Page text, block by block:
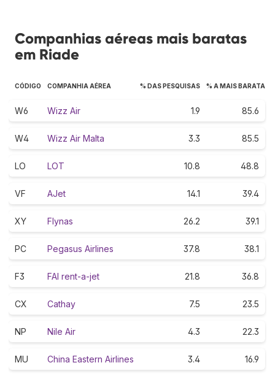
Companhias aéreas mais baratas
em Riade
CÓDIGO COMPANHIA AÉREA % DAS PESQUISAS % A MAIS BARATA
W6 Wizz Air 1.9 85.6
W4 Wizz Air Malta 3.3 85.5
LO LOT 10.8 48.8
VF AJet 14.1 39.4
XY Flynas 26.2 39.1
PC Pegasus Airlines 37.8 38.1
F3 FAI rent-a-jet 21.8 36.8
CX Cathay 7.5 23.5
NP Nile Air 4.3 22.3
MU China Eastern Airlines 3.4 16.9